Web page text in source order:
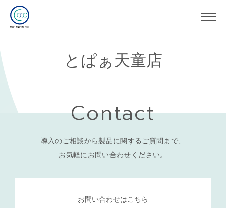
とぱぁ天童店
Contact
導入のご相談から製品に関するご質問まで、
お気軽にお問い合わせください。
お問い合わせはこちら